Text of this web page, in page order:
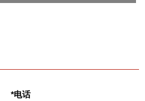
*电话